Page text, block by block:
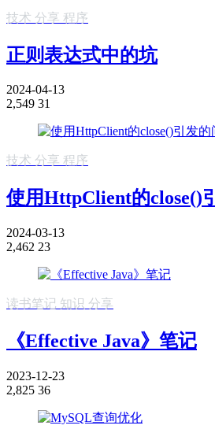
技术 分享 程序
正则表达式中的坑
2024-04-13
2,549 31
技术 分享 程序
使用HttpClient的close()
2024-03-13
2,462 23
读书笔记 知识 分享
《Effective Java》笔记
2023-12-23
2,825 36